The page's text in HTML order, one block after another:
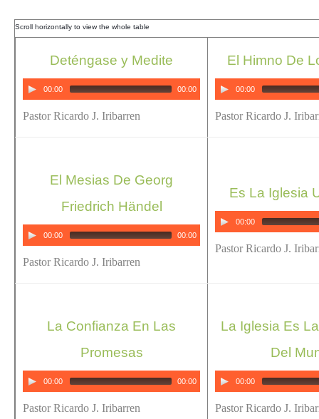
Deténgase y Medite
00:00 00:00
Pastor Ricardo J. Iribarren
El Himno De
00:00
Pastor Ricardo J.
El Mesias De Georg
Friedrich Händel
00:00 00:00
Pastor Ricardo J. Iribarren
Es La Iglesia
00:00
Pastor Ricardo J.
La Confianza En Las
Promesas
00:00 00:00
Pastor Ricardo J. Iribarren
La Iglesia Es
Del
00:00
Pastor Ricardo J.